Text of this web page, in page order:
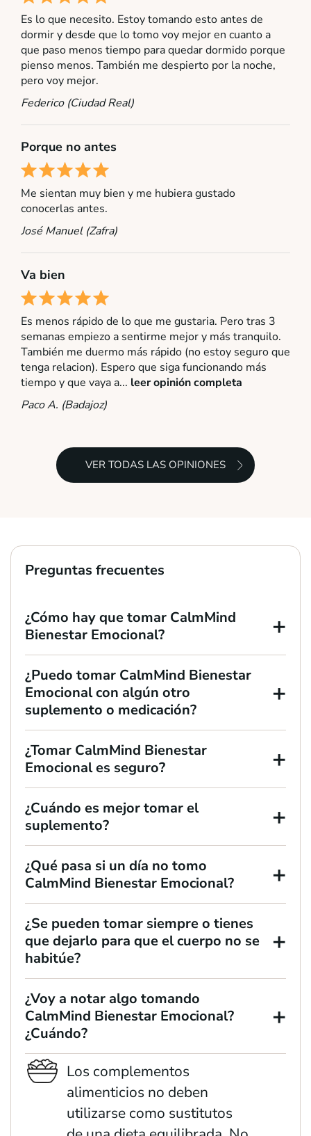
Es lo que necesito. Estoy tomando esto antes de
dormir y desde que lo tomo voy mejor en cuanto a
que paso menos tiempo para quedar dormido porque
pienso menos. También me despierto por la noche,
pero voy mejor.
Federico (Ciudad Real)
Porque no antes
Me sientan muy bien y me hubiera gustado
conocerlas antes.
José Manuel (Zafra)
Va bien
Es menos rápido de lo que me gustaria. Pero tras 3
semanas empiezo a sentirme mejor y más tranquilo.
También me duermo más rápido (no estoy seguro que
tenga relacion). Espero que siga funcionando más
tiempo y que vaya a... leer opinión completa
Paco A. (Badajoz)
VER TODAS LAS OPINIONES
Preguntas frecuentes
¿Cómo hay que tomar CalmMind
Bienestar Emocional?
+
¿Puedo tomar CalmMind Bienestar
Emocional con algún otro
suplemento o medicación?
+
¿Tomar CalmMind Bienestar
Emocional es seguro?
+
¿Cuándo es mejor tomar el
suplemento?
+
¿Qué pasa si un día no tomo
CalmMind Bienestar Emocional?
+
¿Se pueden tomar siempre o tienes
que dejarlo para que el cuerpo no se
habitúe?
+
¿Voy a notar algo tomando
CalmMind Bienestar Emocional?
¿Cuándo?
+
Los complementos
alimenticios no deben
utilizarse como sustitutos